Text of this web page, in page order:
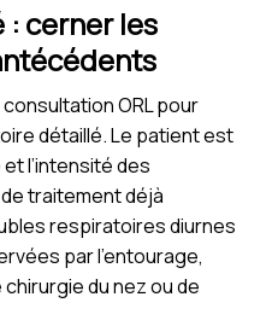
cerner les
ORL pour
détaillé. Le patient est
l’intensité des
traitement déjà
respiratoires diurnes
par l’entourage,
du nez ou de